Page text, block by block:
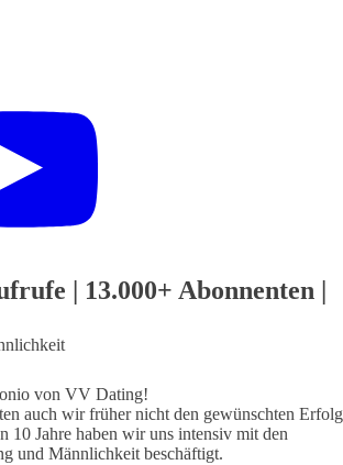
| 13.000+ Abonnenten |
von VV Dating!
auch wir früher nicht den gewünschten Erfolg
10 Jahre haben wir uns intensiv mit den
und Männlichkeit beschäftigt.